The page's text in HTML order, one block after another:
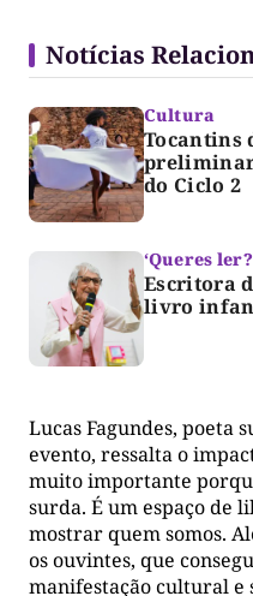
Notícias
Cultura
Tocantins
do Ciclo 2
‘Queres
Escritora
livro
Lucas Fagundes, poeta
evento, ressalta o
muito importante
surda. É um espaço de
mostrar quem somos.
os ouvintes, que
manifestação cultural e